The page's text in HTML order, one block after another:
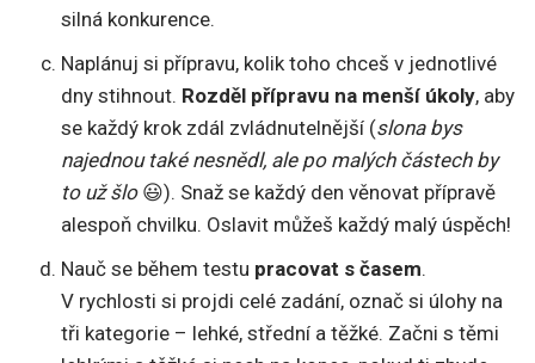
silná konkurence.
Naplánuj si přípravu, kolik toho chceš v jednotlivé
dny stihnout. Rozděl přípravu na menší úkoly, aby
se každý krok zdál zvládnutelnější (slona bys
najednou také nesnědl, ale po malých částech by
to už šlo 😃). Snaž se každý den věnovat přípravě
alespoň chvilku. Oslavit můžeš každý malý úspěch!
Nauč se během testu pracovat s časem.
V rychlosti si projdi celé zadání, označ si úlohy na
tři kategorie – lehké, střední a těžké. Začni s těmi